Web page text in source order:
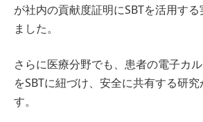
が社内の貢献度証明にSBTを活用す
ました。
さらに医療分野でも、患者の電子カ
をSBTに紐づけ、安全に共有する研
す。